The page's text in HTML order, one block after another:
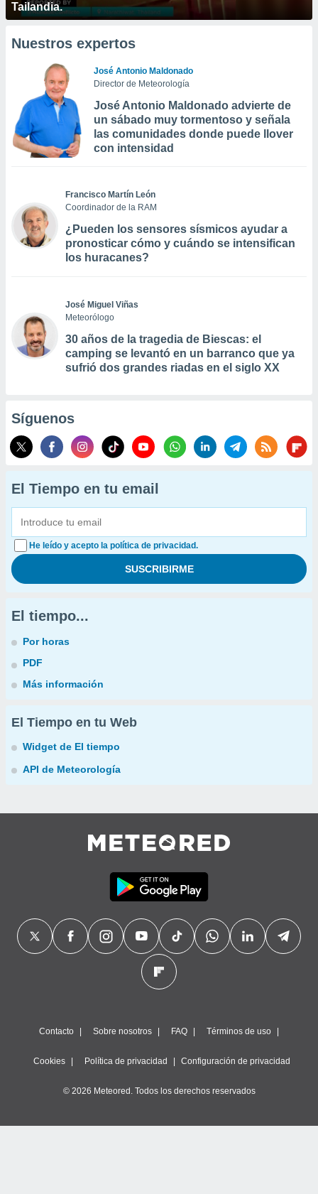
Tailandia.
Nuestros expertos
José Antonio Maldonado
Director de Meteorología
José Antonio Maldonado advierte de
un sábado muy tormentoso y señala
las comunidades donde puede llover
con intensidad
Francisco Martín León
Coordinador de la RAM
¿Pueden los sensores sísmicos ayudar a
pronosticar cómo y cuándo se intensifican
los huracanes?
José Miguel Viñas
Meteorólogo
30 años de la tragedia de Biescas: el
camping se levantó en un barranco que ya
sufrió dos grandes riadas en el siglo XX
Síguenos
El Tiempo en tu email
He leído y acepto la política de privacidad.
El tiempo...
Por horas
PDF
Más información
El Tiempo en tu Web
Widget de El tiempo
API de Meteorología
Contacto Sobre nosotros FAQ Términos de uso
Cookies Política de privacidad Configuración de privacidad
© 2026 Meteored. Todos los derechos reservados